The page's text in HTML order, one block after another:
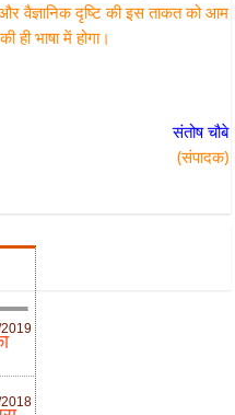
वैज्ञानिक दृष्टि की इस ताकत को आम
ही भाषा में होगा।
संतोष चौबे
(संपादक)
2019